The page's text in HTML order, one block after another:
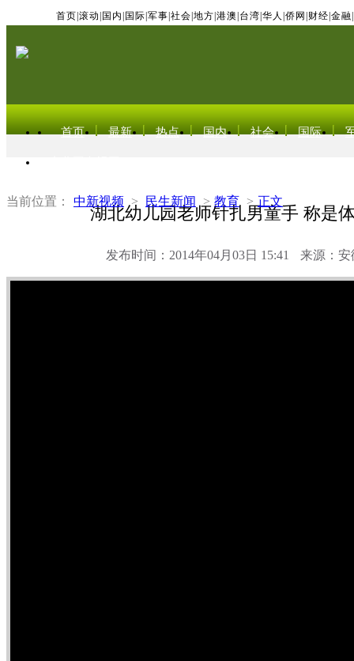
首页 滚动 国内 国际 军事 社会 地方 港澳 台湾 华人 侨网 财经 金融
首页 最新 热点 国内 社会 国际
当前位置： 中新视频 > 民生新闻 > 教育 > 正文
湖北幼儿园老师针扎男童手 称是
发布时间：2014年04月03日 15:41 来源：安